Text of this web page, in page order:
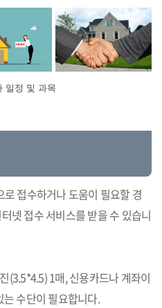
일정 및 과목
접수하거나 도움이 필요할 경
넷 접수 서비스를 받을 수 있습니
(3.5*4.5) 1매, 신용카드나 계좌이
수단이 필요합니다.